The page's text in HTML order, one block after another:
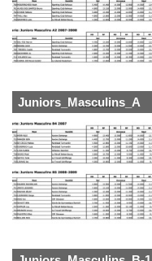
Juniors_Masculins_A